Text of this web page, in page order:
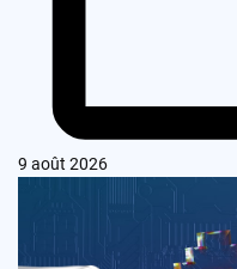
9 août 2026